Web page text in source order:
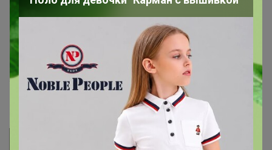
Начать зарабатывать с 24-ok
Picabox.ru - Лучшее место для ваших изображений
Розыгрыш - Генератор случайных чисел
Пульс нашего маркетплейса
Укорачиватель ссылок